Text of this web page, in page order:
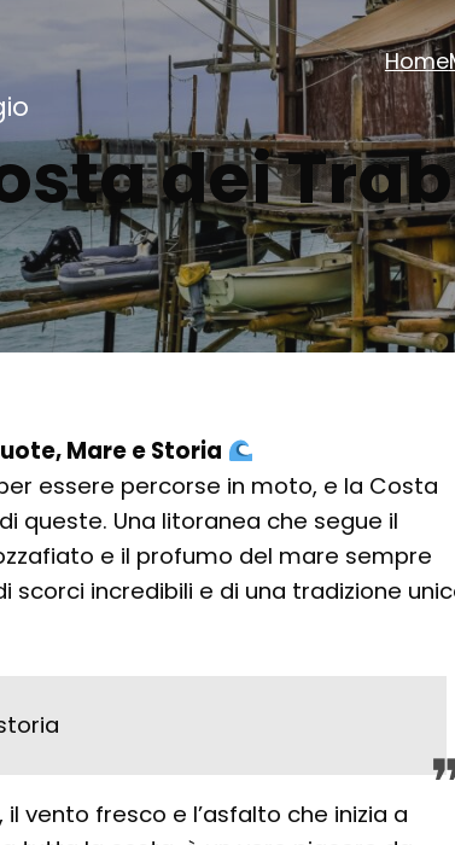
Home
dei
Mare e Storia
essere percorse in moto, e la Costa
queste. Una litoranea che segue il
e il profumo del mare sempre
scorci incredibili e di una tradizione
vento fresco e l’asfalto che inizia a